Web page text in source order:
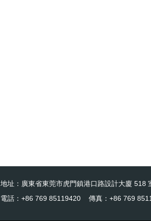
地址：廣東省東莞市虎門鎮港口路設計大廈 518
電話：+86 769 85119420 傳真：+86 769